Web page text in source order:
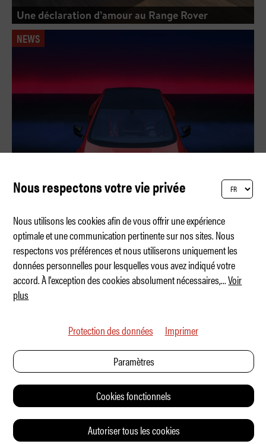
Une déclaration d’amour au Range Rover
NEWS
BMW M vit un moment « dinosaure »
Nous respectons votre vie privée
Nous utilisons les cookies afin de vous offrir une expérience
optimale et une communication pertinente sur nos sites. Nous
respectons vos préférences et nous utiliserons uniquement les
données personnelles pour lesquelles vous avez indiqué votre
accord. À l'exception des cookies absolument nécessaires,...Voir
plus
Protection des données Imprimer
Paramètres
Cookies fonctionnels
Autoriser tous les cookies